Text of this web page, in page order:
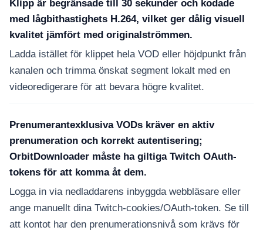
Klipp är begränsade till 30 sekunder och kodade
med lågbithastighets H.264, vilket ger dålig visuell
kvalitet jämfört med originalströmmen.
Ladda istället för klippet hela VOD eller höjdpunkt från
kanalen och trimma önskat segment lokalt med en
videoredigerare för att bevara högre kvalitet.
Prenumerantexklusiva VODs kräver en aktiv
prenumeration och korrekt autentisering;
OrbitDownloader måste ha giltiga Twitch OAuth-
tokens för att komma åt dem.
Logga in via nedladdarens inbyggda webbläsare eller
ange manuellt dina Twitch-cookies/OAuth-token. Se till
att kontot har den prenumerationsnivå som krävs för